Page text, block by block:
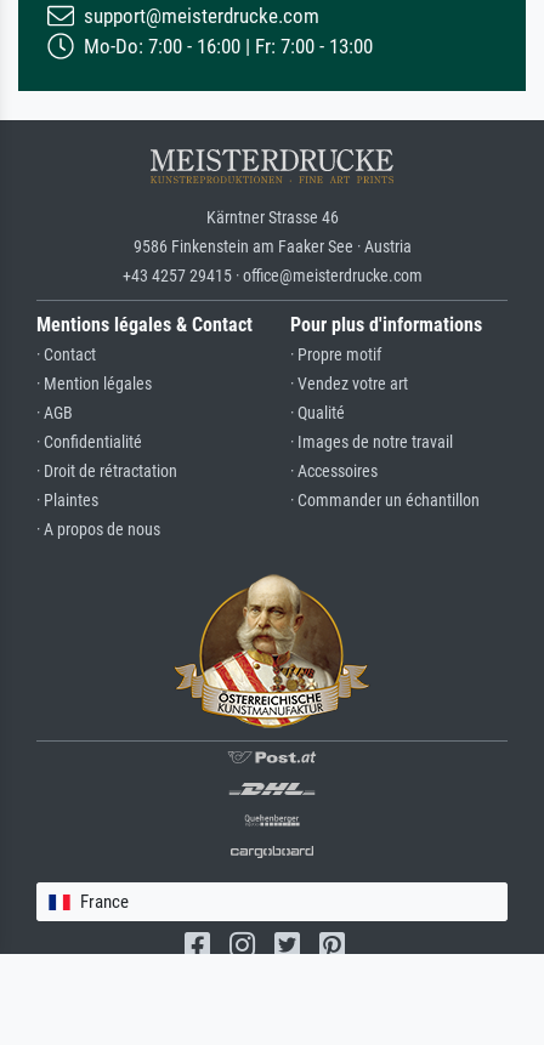
support@meisterdrucke.com
Mo-Do: 7:00 - 16:00 | Fr: 7:00 - 13:00
Kärntner Strasse 46
9586 Finkenstein am Faaker See · Austria
+43 4257 29415 · office@meisterdrucke.com
Mentions légales & Contact
· Contact
· Mention légales
· AGB
· Confidentialité
· Droit de rétractation
· Plaintes
· A propos de nous
Pour plus d'informations
· Propre motif
· Vendez votre art
· Qualité
· Images de notre travail
· Accessoires
· Commander un échantillon
France